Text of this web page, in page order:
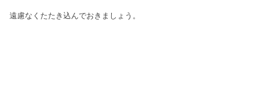
遠慮なくたたき込んでおきましょう。